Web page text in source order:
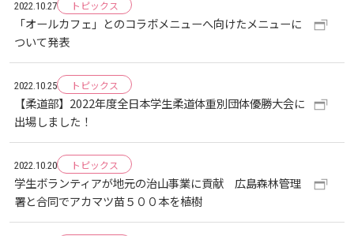
2022.10.27 トピックス
「オールカフェ」とのコラボメニューへ向けたメニューに
ついて発表
2022.10.25 トピックス
【柔道部】2022年度全日本学生柔道体重別団体優勝大会に
出場しました！
2022.10.20 トピックス
学生ボランティアが地元の治山事業に貢献 広島森林管理
署と合同でアカマツ苗５００本を植樹